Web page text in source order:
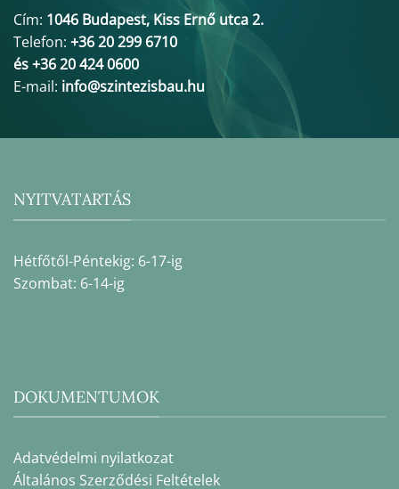
Cím: 1046 Budapest, Kiss Ernő utca 2.
Telefon: +36 20 299 6710
és +36 20 424 0600
E-mail: info@szintezisbau.hu
NYITVATARTÁS
Hétfőtől-Péntekig: 6-17-ig
Szombat: 6-14-ig
DOKUMENTUMOK
Adatvédelmi nyilatkozat
Általános Szerződési Feltételek